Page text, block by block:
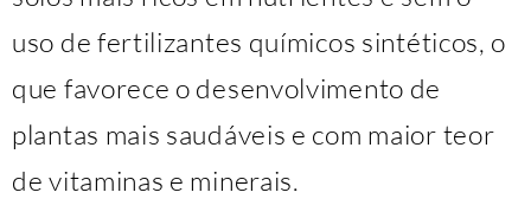
uso de fertilizantes químicos sintéticos, o
que favorece o desenvolvimento de
plantas mais saudáveis e com maior teor
de vitaminas e minerais.